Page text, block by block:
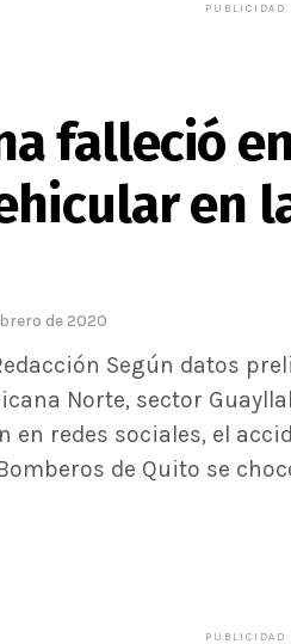
PUBLICIDAD
falleció
en
de 2020
Según datos
Norte, sector
en redes sociales, el
de Quito se
PUBLICIDAD